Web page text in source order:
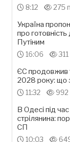
8:12 275
Україна
про
Путіним
16:06
ЄС продовжив
2028 року: що
11:32 992
В Одесі під
стрілянина:
СП
10:03